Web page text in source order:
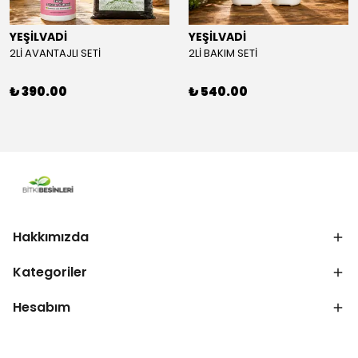
YEŞİLVADİ
2Lİ AVANTAJLI SETİ
₺ 390.00
YEŞİLVADİ
2Lİ BAKIM SETİ
₺ 540.00
Hakkımızda
Kategoriler
Hesabım